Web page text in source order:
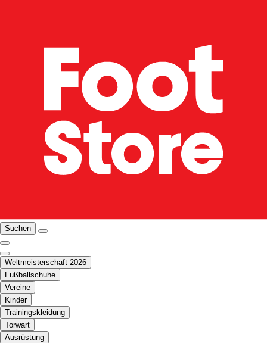
Suchen
Weltmeisterschaft 2026
Fußballschuhe
Vereine
Kinder
Trainingskleidung
Torwart
Ausrüstung